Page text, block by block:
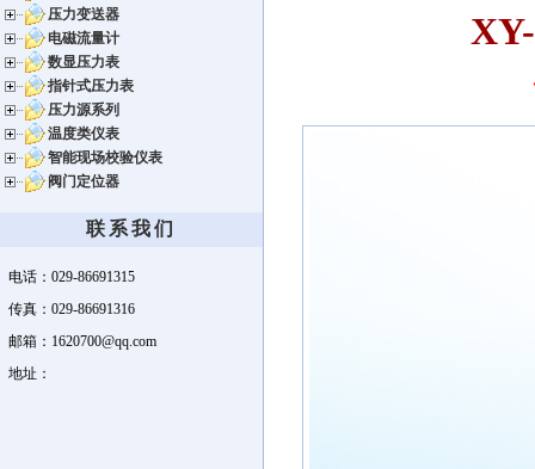
压力变送器
电磁流量计
数显压力表
指针式压力表
压力源系列
温度类仪表
智能现场校验仪表
阀门定位器
联系我们
电话：029-86691315
传真：029-86691316
邮箱：1620700@qq.com
地址：